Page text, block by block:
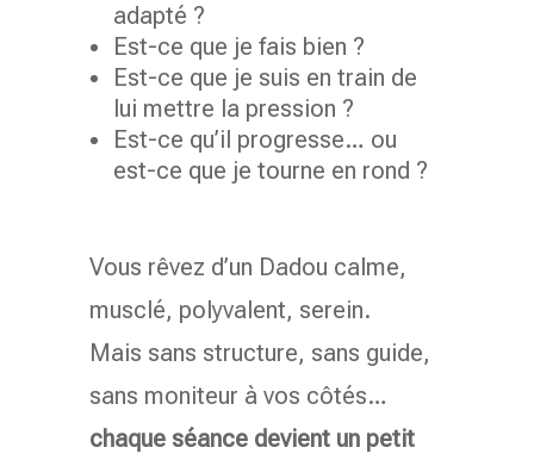
adapté ?
Est-ce que je fais bien ?
Est-ce que je suis en train de
lui mettre la pression ?
Est-ce qu’il progresse… ou
est-ce que je tourne en rond ?
Vous rêvez d’un Dadou calme,
musclé, polyvalent, serein.
Mais sans structure, sans guide,
sans moniteur à vos côtés…
chaque séance devient un petit